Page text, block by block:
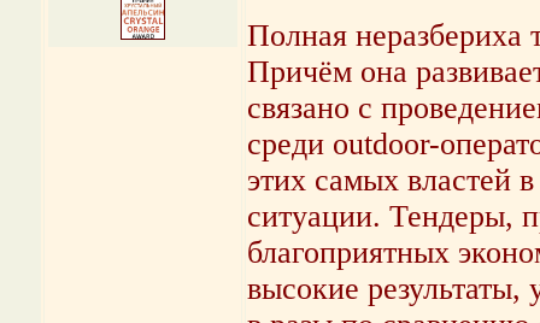
Полная неразбериха
Причём она
связано с
среди outdoor-
этих самых властей
ситуации. Тендеры,
благоприятных
высокие результаты,